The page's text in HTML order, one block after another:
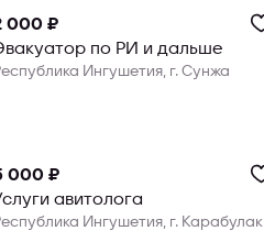
000 ₽
по РИ и дальше
Ингушетия, г. Сунжа
000 ₽
авитолога
Ингушетия, г. Карабулак